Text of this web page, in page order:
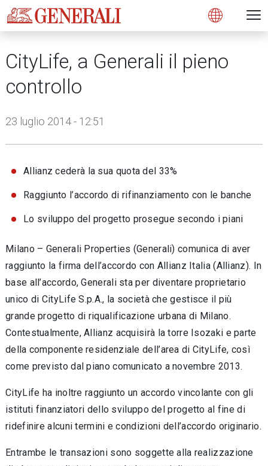
Open
CityLife, a Generali il pieno
controllo
23 luglio 2014 - 12:51
Allianz cederà la sua quota del 33%
Raggiunto l’accordo di rifinanziamento con le banche
Lo sviluppo del progetto prosegue secondo i piani
Milano – Generali Properties (Generali) comunica di aver
raggiunto la firma dell’accordo con Allianz Italia (Allianz). In
base all’accordo, Generali sta per diventare proprietario
unico di CityLife S.p.A., la società che gestisce il più
grande progetto di riqualificazione urbana di Milano.
Contestualmente, Allianz acquisirà la torre Isozaki e parte
della componente residenziale dell’area di CityLife, così
come previsto dal piano comunicato a novembre 2013.
CityLife ha inoltre raggiunto un accordo vincolante con gli
istituti finanziatori dello sviluppo del progetto al fine di
ridefinire alcuni termini e condizioni dell’accordo originario.
Entrambe le transazioni sono soggette alla realizzazione